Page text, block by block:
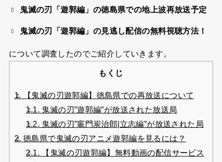
鬼滅の刃「遊郭編」の徳島県での地上波再放送予定
鬼滅の刃「遊郭編」の見逃し配信の無料視聴方法！
について調査したのでご紹介していきます。
もくじ
1.
【鬼滅の刃遊郭編】徳島県での再放送について
1.1. 鬼滅の刃”遊郭編”が放送された放送局
1.2. 鬼滅の刃”竈門炭治郎|立志編”が放送された局
2. 徳島県で鬼滅の刃アニメ遊郭編を見るには？
2.1. 【鬼滅の刃遊郭編】無料動画の配信サービス